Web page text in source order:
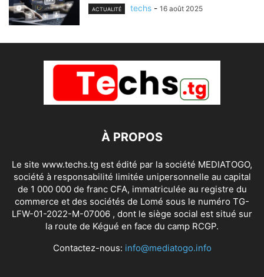
ACTUALITÉ techs - 16 août 2025
À PROPOS
Le site www.techs.tg est édité par la société MEDIATOGO,
société à responsabilité limitée unipersonnelle au capital
de 1 000 000 de franc CFA, immatriculée au registre du
commerce et des sociétés de Lomé sous le numéro TG-
LFW-01-2022-M-07006 , dont le siège social est situé sur
la route de Kégué en face du camp RCGP.
Contactez-nous: info@mediatogo.info